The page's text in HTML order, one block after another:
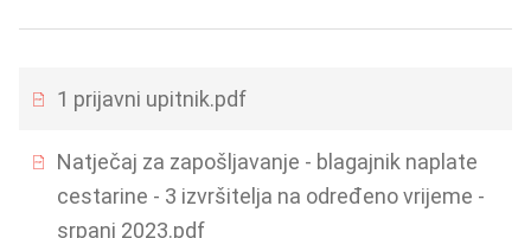
1 prijavni upitnik.pdf
Natječaj za zapošljavanje - blagajnik naplate
cestarine - 3 izvršitelja na određeno vrijeme -
srpanj 2023.pdf